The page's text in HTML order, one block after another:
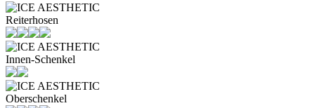
Reiterhosen
Innen-Schenkel
Oberschenkel